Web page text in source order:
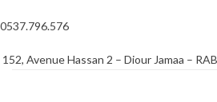
0537.796.576
Navigation
Article
152, Avenue Hassan 2 – Diour Jamaa –